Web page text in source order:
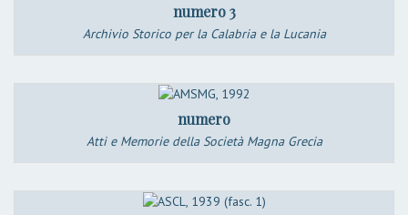
numero 3
Archivio Storico per la Calabria e la Lucania
numero
Atti e Memorie della Società Magna Grecia